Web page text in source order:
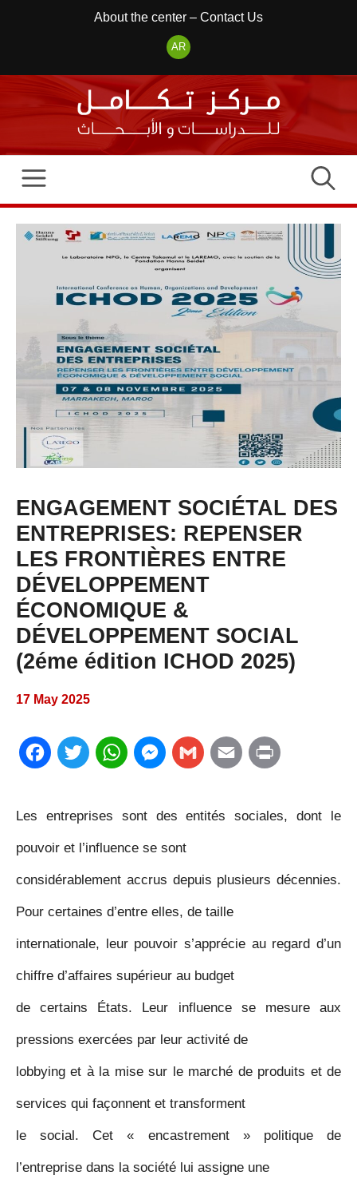
About the center – Contact Us
AR
ENGAGEMENT SOCIÉTAL DES
ENTREPRISES: REPENSER
LES FRONTIÈRES ENTRE
DÉVELOPPEMENT
ÉCONOMIQUE &
DÉVELOPPEMENT SOCIAL
(2éme édition ICHOD 2025)
17 May 2025
F
c
e
b
o
o
k
T
i
t
t
e
r
W
a
t
s
A
p
p
M
s
s
e
n
g
e
G
a
l
E
a
l
i
t
Les entreprises sont des entités sociales, dont le
pouvoir et l’influence se sont
considérablement accrus depuis plusieurs décennies.
Pour certaines d’entre elles, de taille
internationale, leur pouvoir s’apprécie au regard d’un
chiffre d’affaires supérieur au budget
de certains États. Leur influence se mesure aux
pressions exercées par leur activité de
lobbying et à la mise sur le marché de produits et de
services qui façonnent et transforment
le social. Cet « encastrement » politique de
l’entreprise dans la société lui assigne une